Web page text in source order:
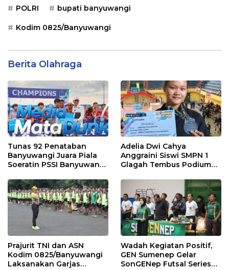
POLRI bupati banyuwangi
Kodim 0825/Banyuwangi
Berita Olahraga
Tunas 92 Penataban
Banyuwangi Juara Piala
Soeratin PSSI Banyuwangi
Adelia Dwi Cahya
Anggraini Siswi SMPN 1
Glagah Tembus Podium
Championship 1
Prajurit TNI dan ASN
Kodim 0825/Banyuwangi
Laksanakan Garjas
Wadah Kegiatan Positif,
GEN Sumenep Gelar
SonGENep Futsal Series